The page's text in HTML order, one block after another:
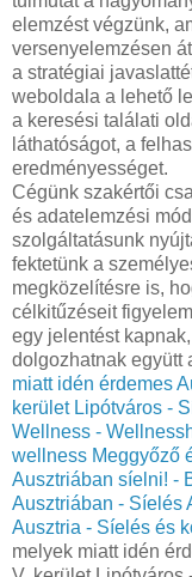
elemzést végzünk,
versenyelemzésen
a stratégiai
weboldala a lehető
a keresési találati
láthatóságot, a
eredményességet.
Cégünk szakértői
és adatelemzési
szolgáltatásunk
fektetünk a
megközelítésre is,
célkitűzéseit
egy jelentést
dolgozhatnak együtt
miatt idén érdemes
kerület Lipótváros -
Wellness -
wellness Meggyőző
Ausztriában síelni! -
Ausztriában - Síelés
Ausztria - Síelés és
melyek miatt idén